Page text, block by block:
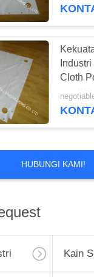
Cloth
Twill
HUBUNGI KAMI!
Kain